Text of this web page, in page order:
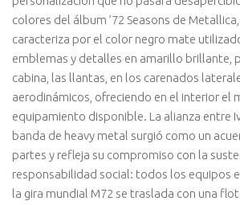
colores del álbum ’72 Seasons de
caracteriza por el color negro mate
emblemas y detalles en amarillo brillante,
cabina, las llantas, en los carenados
aerodinámicos, ofreciendo en el interior el
equipamiento disponible. La alianza entre
banda de heavy metal surgió como un
partes y refleja su compromiso con la
responsabilidad social: todos los equipos
la gira mundial M72 se traslada con una